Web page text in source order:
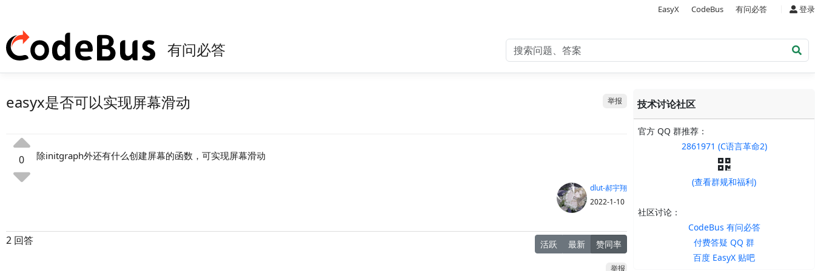
EasyX CodeBus 有问必答 登录
有问必答
举报
easyx是否可以实现屏幕滑动
0 除initgraph外还有什么创建屏幕的函数，可实现屏幕滑动
dlut-郝宇翔
2022-1-10
2 回答 活跃 最新 赞同率
举报
技术讨论社区
官方 QQ 群推荐：
2861971 (C语言革命2)
(查看群规和福利)
社区讨论：
CodeBus 有问必答
付费答疑 QQ 群
百度 EasyX 贴吧